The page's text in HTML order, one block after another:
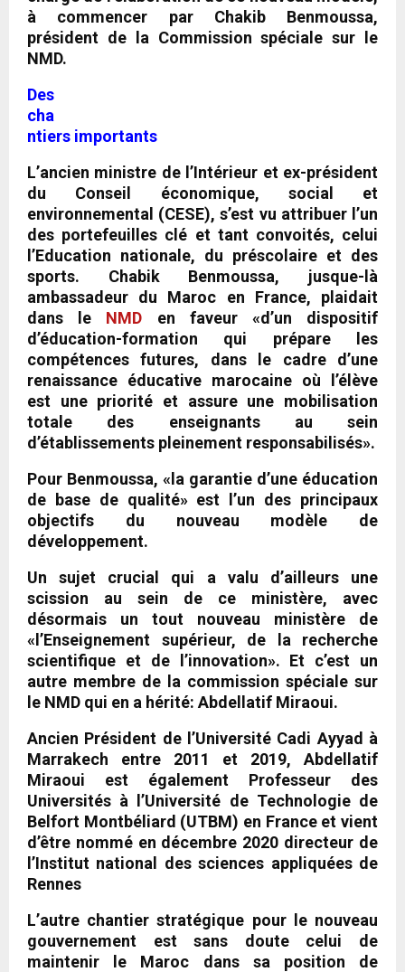
à commencer par Chakib Benmoussa,
président de la Commission spéciale sur le
NMD.
Des
cha
ntiers importants
L’ancien ministre de l’Intérieur et ex-président
du Conseil économique, social et
environnemental (CESE), s’est vu attribuer l’un
des portefeuilles clé et tant convoités, celui
l’Education nationale, du préscolaire et des
sports. Chabik Benmoussa, jusque-là
ambassadeur du Maroc en France, plaidait
dans le NMD en faveur «d’un dispositif
d’éducation-formation qui prépare les
compétences futures, dans le cadre d’une
renaissance éducative marocaine où l’élève
est une priorité et assure une mobilisation
totale des enseignants au sein
d’établissements pleinement responsabilisés».
Pour Benmoussa, «la garantie d’une éducation
de base de qualité» est l’un des principaux
objectifs du nouveau modèle de
développement.
Un sujet crucial qui a valu d’ailleurs une
scission au sein de ce ministère, avec
désormais un tout nouveau ministère de
«l’Enseignement supérieur, de la recherche
scientifique et de l’innovation». Et c’est un
autre membre de la commission spéciale sur
le NMD qui en a hérité: Abdellatif Miraoui.
Ancien Président de l’Université Cadi Ayyad à
Marrakech entre 2011 et 2019, Abdellatif
Miraoui est également Professeur des
Universités à l’Université de Technologie de
Belfort Montbéliard (UTBM) en France et vient
d’être nommé en décembre 2020 directeur de
l’Institut national des sciences appliquées de
Rennes
L’autre chantier stratégique pour le nouveau
gouvernement est sans doute celui de
maintenir le Maroc dans sa position de